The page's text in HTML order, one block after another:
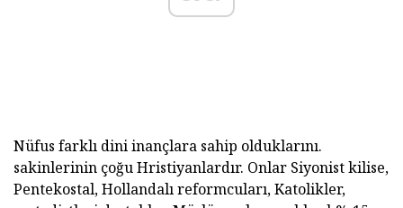
Nüfus farklı dini inançlara sahip olduklarını.
sakinlerinin çoğu Hristiyanlardır. Onlar Siyonist kilise,
Pentekostal, Hollandalı reformcuları, Katolikler,